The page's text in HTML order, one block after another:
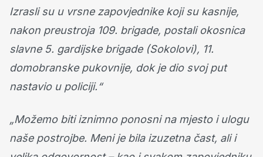
Izrasli su u vrsne zapovjednike koji su kasnije,
nakon preustroja 109. brigade, postali okosnica
slavne 5. gardijske brigade (Sokolovi), 11.
domobranske pukovnije, dok je dio svoj put
nastavio u policiji.“
„Možemo biti iznimno ponosni na mjesto i ulogu
naše postrojbe. Meni je bila izuzetna čast, ali i